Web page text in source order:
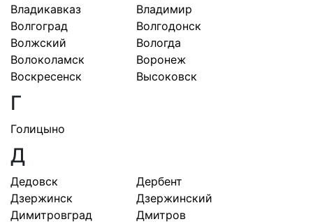
Владикавказ
Владимир
Волгоград
Волгодонск
Волжский
Вологда
Волоколамск
Воронеж
Воскресенск
Высоковск
Г
Голицыно
Д
Дедовск
Дербент
Дзержинск
Дзержинский
Димитровград
Дмитров